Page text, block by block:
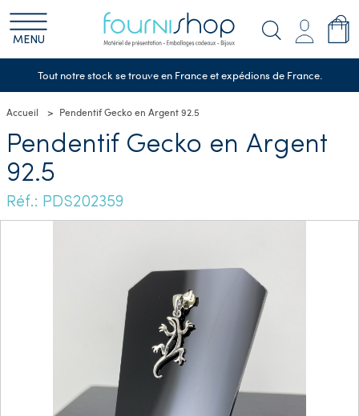
MENU
Tout notre stock se trouve en France et expédions de France.
Accueil Pendentif Gecko en Argent 92.5
Pendentif Gecko en Argent
92.5
Réf.: PDS202359